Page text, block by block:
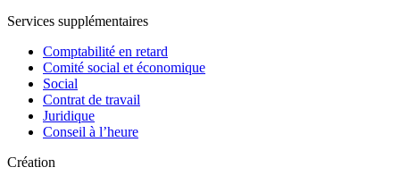
Services supplémentaires
Comptabilité en retard
Comité social et économique
Social
Contrat de travail
Juridique
Conseil à l’heure
Création